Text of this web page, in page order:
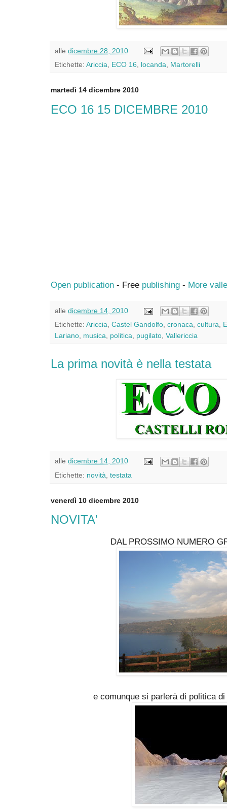
alle dicembre 28, 2010
Etichette: Ariccia ECO 16 locanda Martorelli
martedì 14 dicembre 2010
ECO 16 15 DICEMBRE 2010
Open publication - Free publishing - More
alle dicembre 14, 2010
Etichette: Ariccia, Castel Gandolfo, cronaca, cultura,
Lariano, musica, politica, pugilato, Vallericcia
La prima novità è nella testata
alle dicembre 14, 2010
Etichette: novità testata
venerdì 10 dicembre 2010
NOVITA'
DAL PROSSIMO NUMERO
e comunque si parlerà di politica